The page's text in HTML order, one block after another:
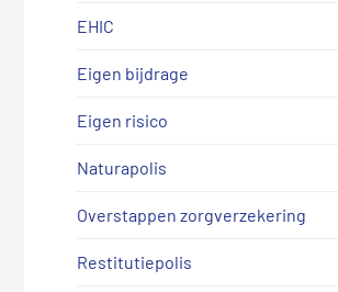
EHIC
Eigen bijdrage
Eigen risico
Naturapolis
Overstappen zorgverzekering
Restitutiepolis